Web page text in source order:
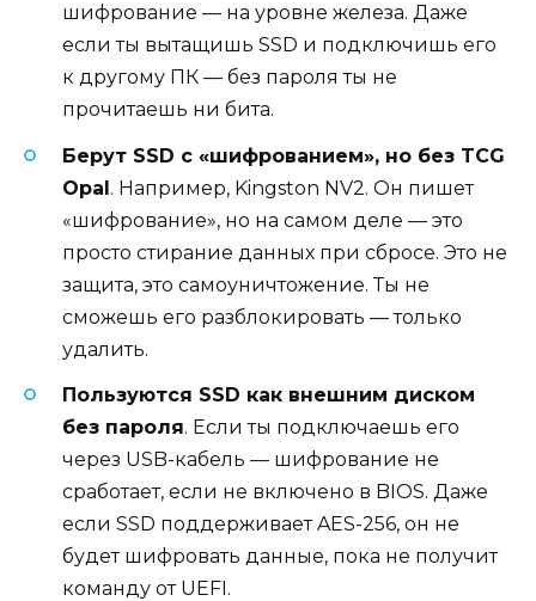
шифрование — на уровне железа. Даже
если ты вытащишь SSD и подключишь его
к другому ПК — без пароля ты не
прочитаешь ни бита.
Берут SSD с «шифрованием», но без TCG
Opal. Например, Kingston NV2. Он пишет
«шифрование», но на самом деле — это
просто стирание данных при сбросе. Это не
защита, это самоуничтожение. Ты не
сможешь его разблокировать — только
удалить.
Пользуются SSD как внешним диском
без пароля. Если ты подключаешь его
через USB-кабель — шифрование не
сработает, если не включено в BIOS. Даже
если SSD поддерживает AES-256, он не
будет шифровать данные, пока не получит
команду от UEFI.